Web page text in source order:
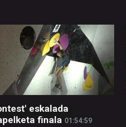
eskalada
finala 01:54:59